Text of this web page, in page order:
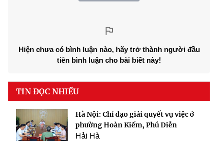
Hiện chưa có bình luận nào, hãy trở thành người đầu
tiên bình luận cho bài biết này!
TIN ĐỌC NHIỀU
Hà Nội: Chỉ đạo giải quyết vụ việc ở
phường Hoàn Kiếm, Phú Diễn
Hải Hà